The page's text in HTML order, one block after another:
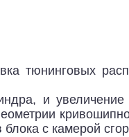
тюнинговых
и
с камерой